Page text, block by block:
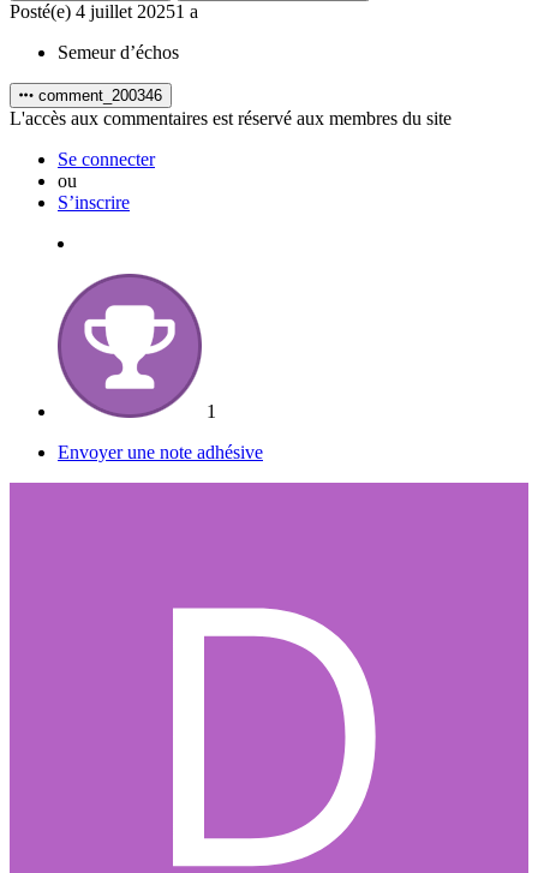
Posté(e) 4 juillet 20251 a
Semeur d’échos
comment_200346
L'accès aux commentaires est réservé aux membres du site
Se connecter
ou
S’inscrire
1
Envoyer une note adhésive